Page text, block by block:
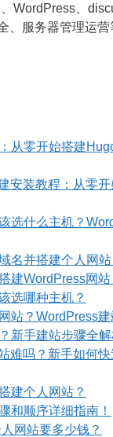
WordPress、
、服务器管理运营
从零开始搭建
安装教程：从零开
选什么主机？
名并搭建个人网站
建WordPress网站
选哪种主机？
站？WordPress
新手建站步骤全
难吗？新手如何快
建个人网站？
和顺序详细指南！
网站要多少钱？